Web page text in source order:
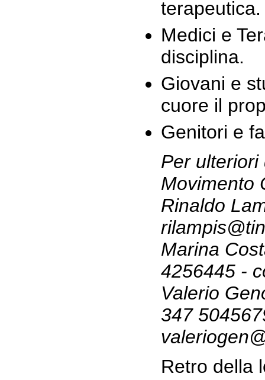
terapeutica.
Medici e
disciplina.
Giovani e
cuore il
Genitori e
Per
Movimento
Rinaldo
Marina
4256445 -
Valerio
347
Retro della